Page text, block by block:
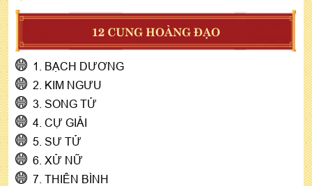
12 CUNG HOÀNG ĐẠO
1. BẠCH DƯƠNG
2. KIM NGƯU
3. SONG TỬ
4. CỰ GIẢI
5. SƯ TỬ
6. XỬ NỮ
7. THIÊN BÌNH